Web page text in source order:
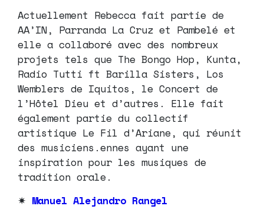
Actuellement Rebecca fait partie de
AA’IN, Parranda La Cruz et Pambelé et
elle a collaboré avec des nombreux
projets tels que The Bongo Hop, Kunta,
Radio Tutti ft Barilla Sisters, Los
Wemblers de Iquitos, le Concert de
l’Hôtel Dieu et d’autres. Elle fait
également partie du collectif
artistique Le Fil d’Ariane, qui réunit
des musiciens.ennes ayant une
inspiration pour les musiques de
tradition orale.
✷ Manuel Alejandro Rangel